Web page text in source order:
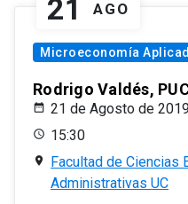
21 AGO
Microeconomía
Rodrigo Valdés,
21 de Agosto de
15:30
Facultad de Ciencias
Administrativas UC